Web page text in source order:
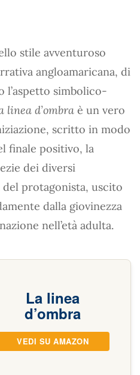
stile avventuroso
angloamaricana, di
l’aspetto simbolico-
linea d’ombra è un vero
scritto in modo
finale positivo, la
dei diversi
protagonista, uscito
dalla giovinezza
nell’età adulta.
La linea
d’ombra
VEDI SU AMAZON